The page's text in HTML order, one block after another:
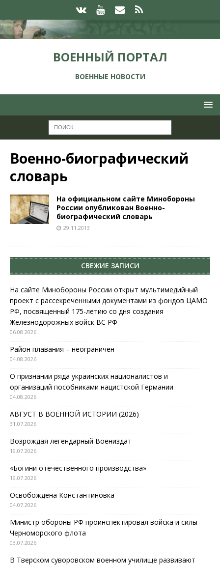
ВОЕННЫЙ ПОРТАЛ
ВОЕННЫЕ НОВОСТИ
Военно-биографический
словарь
На официальном сайте Минобороны
России опубликован Военно-
биографический словарь
29.11.2013
СВЕЖИЕ ЗАПИСИ
На сайте Минобороны России открыт мультимедийный
проект с рассекреченными документами из фондов ЦАМО
РФ, посвященный 175-летию со дня создания
Железнодорожных войск ВС РФ
06.08.2026
Район плавания – неограничен
04.08.2026
О признании ряда украинских националистов и
организаций пособниками нацистской Германии
04.08.2026
АВГУСТ В ВОЕННОЙ ИСТОРИИ (2026)
31.07.2026
Возрождая легендарный Воениздат
19.07.2026
«Богини отечественного производства»
19.07.2026
Освобождена Константиновка
04.07.2026
Министр обороны РФ проинспектировал войска и силы
Черноморского флота
03.07.2026
В Тверском суворовском военном училище развивают